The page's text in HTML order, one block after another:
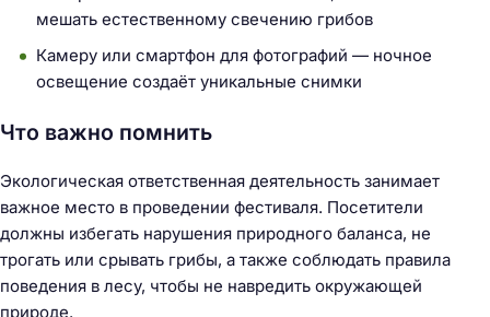
мешать естественному свечению грибов
Камеру или смартфон для фотографий — ночное
освещение создаёт уникальные снимки
Что важно помнить
Экологическая ответственная деятельность занимает
важное место в проведении фестиваля. Посетители
должны избегать нарушения природного баланса, не
трогать или срывать грибы, а также соблюдать правила
поведения в лесу, чтобы не навредить окружающей
природе.
й
и
: